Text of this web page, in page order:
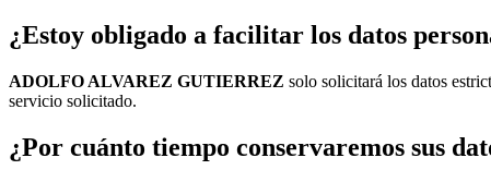
¿Estoy obligado a facilitar los datos
ADOLFO ALVAREZ GUTIERREZ solo solicitará los datos
servicio solicitado.
¿Por cuánto tiempo conservaremos sus